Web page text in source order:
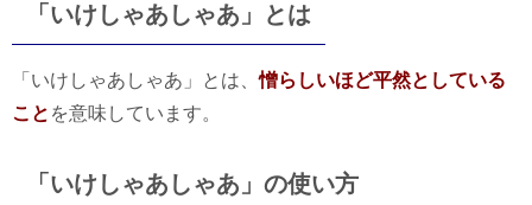
「いけしゃあしゃあ」とは
「いけしゃあしゃあ」とは、憎らしいほど平然としている
こと を意味しています。
「いけしゃあしゃあ」の使い方